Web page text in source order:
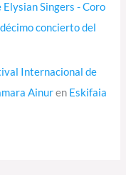
Singers - Coro
concierto del
Internacional de
Ainuren Eskifaia